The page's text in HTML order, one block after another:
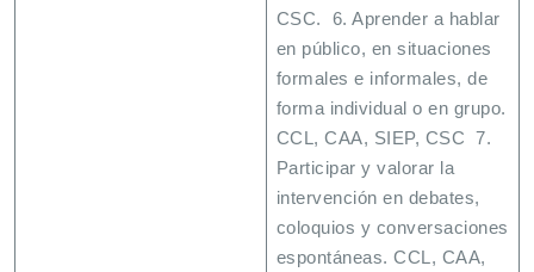
CSC. 6. Aprender a hablar
en público, en situaciones
formales e informales, de
forma individual o en grupo.
CCL, CAA, SIEP, CSC 7.
Participar y valorar la
intervención en debates,
coloquios y conversaciones
espontáneas. CCL, CAA,